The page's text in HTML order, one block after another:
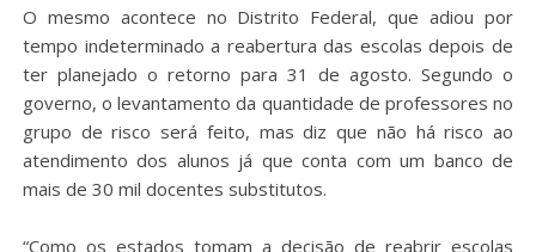
O mesmo acontece no Distrito Federal, que adiou por
tempo indeterminado a reabertura das escolas depois de
ter planejado o retorno para 31 de agosto. Segundo o
governo, o levantamento da quantidade de professores no
grupo de risco será feito, mas diz que não há risco ao
atendimento dos alunos já que conta com um banco de
mais de 30 mil docentes substitutos.
“Como os estados tomam a decisão de reabrir escolas